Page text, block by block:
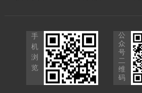
手
机
浏
览
公
众
号
二
维
码